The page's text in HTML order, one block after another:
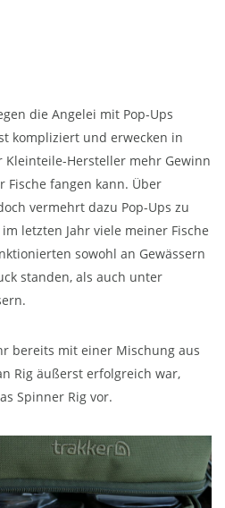
die Angelei mit Pop-Ups
kompliziert und erwecken in
Kleinteile-Hersteller mehr Gewinn
Fische fangen kann. Über
vermehrt dazu Pop-Ups zu
letzten Jahr viele meiner Fische
sowohl an Gewässern
standen, als auch unter
bereits mit einer Mischung aus
Rig äußerst erfolgreich war,
Spinner Rig vor.